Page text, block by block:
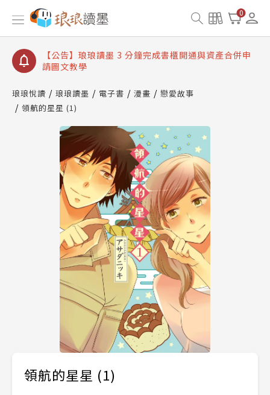
0
【公告】琅琅讀墨數位閱讀資產合併與書櫃開通申請
【公告】琅琅讀墨書櫃開通常見問題
【公告】琅琅讀墨 3 分鐘完成書櫃開通與資產合併申
請圖文教學
查詢
【公告】琅琅讀墨數位閱讀資產合併與書櫃開通申請
琅琅悅讀 琅琅讀墨 電子書 漫畫
戀愛故事
領航的星星 (1)
領航的星星 (1)